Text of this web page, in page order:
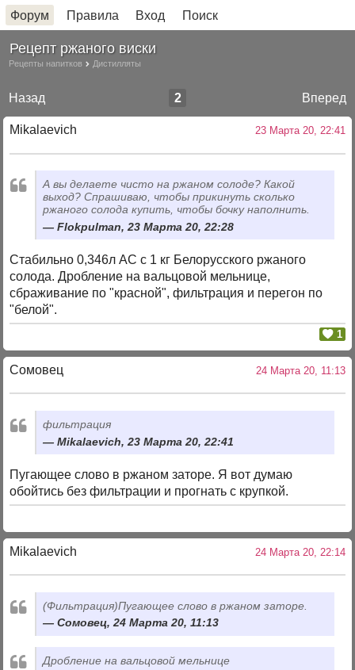
Форум Правила Вход Поиск
Рецепт ржаного виски
Рецепты напитков Дистилляты
Назад Вперед
2
Mikalaevich 23 Марта 20, 22:41
А вы делаете чисто на ржаном солоде? Какой
выход? Спрашиваю, чтобы прикинуть сколько
ржаного солода купить, чтобы бочку наполнить.
Flokpulman, 23 Марта 20, 22:28
Стабильно 0,346л АС с 1 кг Белорусского ржаного
солода. Дробление на вальцовой мельнице,
сбраживание по "красной", фильтрация и перегон по
"белой".
1
Сомовец 24 Марта 20, 11:13
фильтрация
Mikalaevich, 23 Марта 20, 22:41
Пугающее слово в ржаном заторе. Я вот думаю
обойтись без фильтрации и прогнать с крупкой.
Mikalaevich 24 Марта 20, 22:14
(Фильтрация)Пугающее слово в ржаном заторе.
Сомовец, 24 Марта 20, 11:13
Дробление на вальцовой мельнице